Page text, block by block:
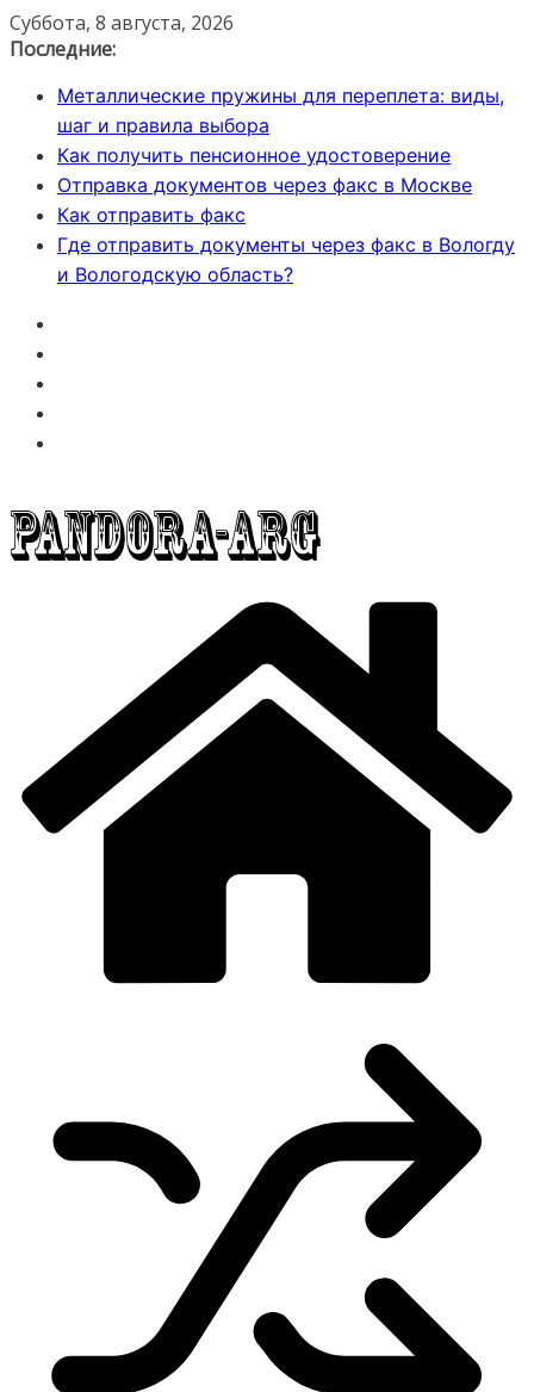
Перейти
к
Суббота, 8 августа, 2026
Последние:
Металлические пружины для переплета: виды,
шаг и правила выбора
Как получить пенсионное удостоверение
Отправка документов через факс в Москве
Как отправить факс
Где отправить документы через факс в Вологду
и Вологодскую область?